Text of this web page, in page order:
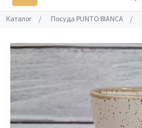
Каталог / Посуда PUNTO BIANCA /